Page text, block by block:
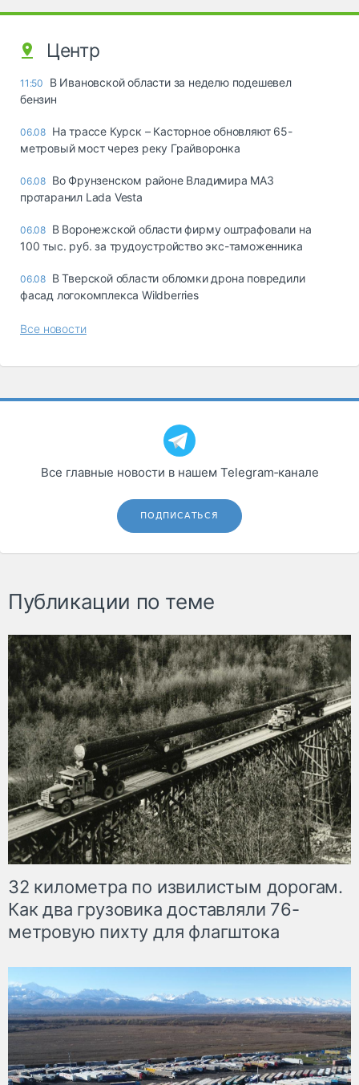
Центр
11:50
В Ивановской области за неделю подешевел
бензин
06.08 На трассе Курск – Касторное обновляют 65-
метровый мост через реку Грайворонка
06.08 Во Фрунзенском районе Владимира МАЗ
протаранил Lada Vesta
06.08 В Воронежской области фирму оштрафовали на
100 тыс. руб. за трудоустройство экс-таможенника
06.08 В Тверской области обломки дрона повредили
фасад логокомплекса Wildberries
Все новости
Все главные новости в нашем Telegram‑канале
ПОДПИСАТЬСЯ
Публикации по теме
32 километра по извилистым дорогам.
Как два грузовика доставляли 76-
метровую пихту для флагштока